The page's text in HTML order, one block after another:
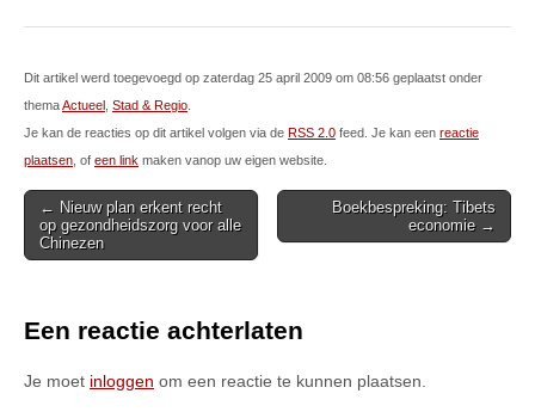
Dit artikel werd toegevoegd op zaterdag 25 april 2009 om 08:56 geplaatst onder
themaActueel Stad & Regio
Je kan de reacties op dit artikel volgen via de RSS 2.0 feed. Je kan een reactie
plaatsen , of een link maken vanop uw eigen website.
Post
navigation
← Nieuw plan erkent recht
op gezondheidszorg voor alle
Chinezen
Boekbespreking: Tibets
economie →
Een reactie achterlaten
Je moet inloggen om een reactie te kunnen plaatsen.